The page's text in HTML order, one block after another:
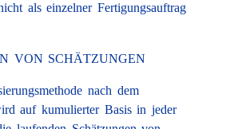
als einzelner Fertigungsauftrag
VON SCHÄTZUNGEN
nach dem
auf kumulierter Basis in jeder